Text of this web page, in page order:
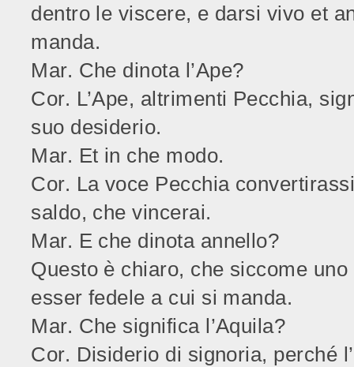
dentro le viscere, e darsi vivo et
manda.
Mar. Che dinota l’Ape?
Cor. L’Ape, altrimenti Pecchia,
suo desiderio.
Mar. Et in che modo.
Cor. La voce Pecchia
saldo, che vincerai.
Mar. E che dinota annello?
Questo è chiaro, che siccome
esser fedele a cui si manda.
Mar. Che significa l’Aquila?
Cor. Disiderio di signoria, perché